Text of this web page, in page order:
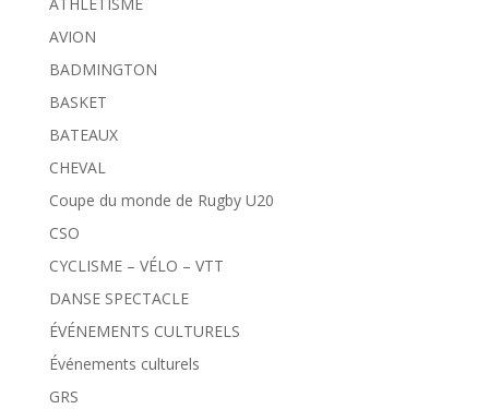
ATHLÉTISME
AVION
BADMINGTON
BASKET
BATEAUX
CHEVAL
Coupe du monde de Rugby U20
CSO
CYCLISME – VÉLO – VTT
DANSE SPECTACLE
ÉVÉNEMENTS CULTURELS
Événements culturels
GRS